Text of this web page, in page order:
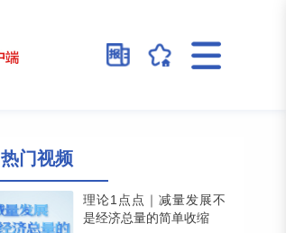
热门视频
理论1点点｜减量发展不
是经济总量的简单收缩